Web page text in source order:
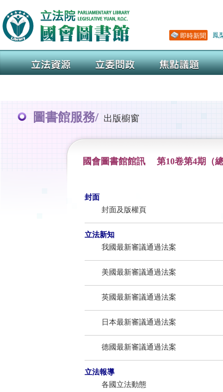
圖書館服務/ 出版櫥窗
國會圖書館館訊 第10卷第4期（
封面
封面及版權頁
立法新知
我國最新審議通過法案
美國最新審議通過法案
英國最新審議通過法案
日本最新審議通過法案
德國最新審議通過法案
立法報導
各國立法動態